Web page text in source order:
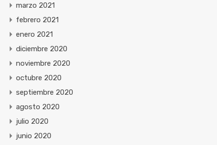
marzo 2021
febrero 2021
enero 2021
diciembre 2020
noviembre 2020
octubre 2020
septiembre 2020
agosto 2020
julio 2020
junio 2020